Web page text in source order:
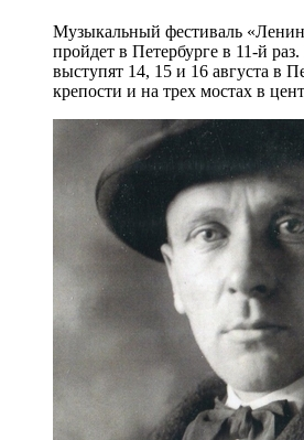
Музыкальный фестиваль
пройдет в Петербурге в 11-й
выступят 14, 15 и 16 августа в
крепости и на трех мостах в